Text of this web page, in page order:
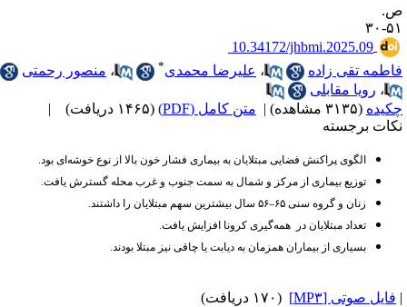
۳۰
‎ 10.34172/jhbmi.2025.09
تقی زاده
،علیرضا محمدی ،منصور رحمتی
،رویا مقابلی
(۳۱۳۵ مشاهده) | متن کامل (PDF) (۱۴۶۵ دریافت)
|
برجسته
الگوی پراکنش فضایی مبتلایان به بیماری فشار خون بالا از نوع خوشه‌ای بود.
توزیع بیماری از مرکز و شمال به سمت جنوب و غرب محله گسترش یافت.
زنان و گروه سنی ۶۵–۵۶ سال بیشترین سهم مبتلایان را داشتند
.
تعداد مبتلایان در همه‌گیری کرونا افزایش یافت.
بسیاری از بیماران همزمان به دیابت یا چاقی نیز مبتلا بودند.
فایل صوتی [MP۳] (۱۷۰ دریافت)